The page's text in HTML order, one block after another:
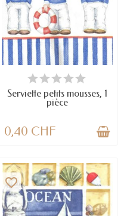
EN STOCK
Serviette petits mousses, 1
pièce
0,40 CHF
favorite_border